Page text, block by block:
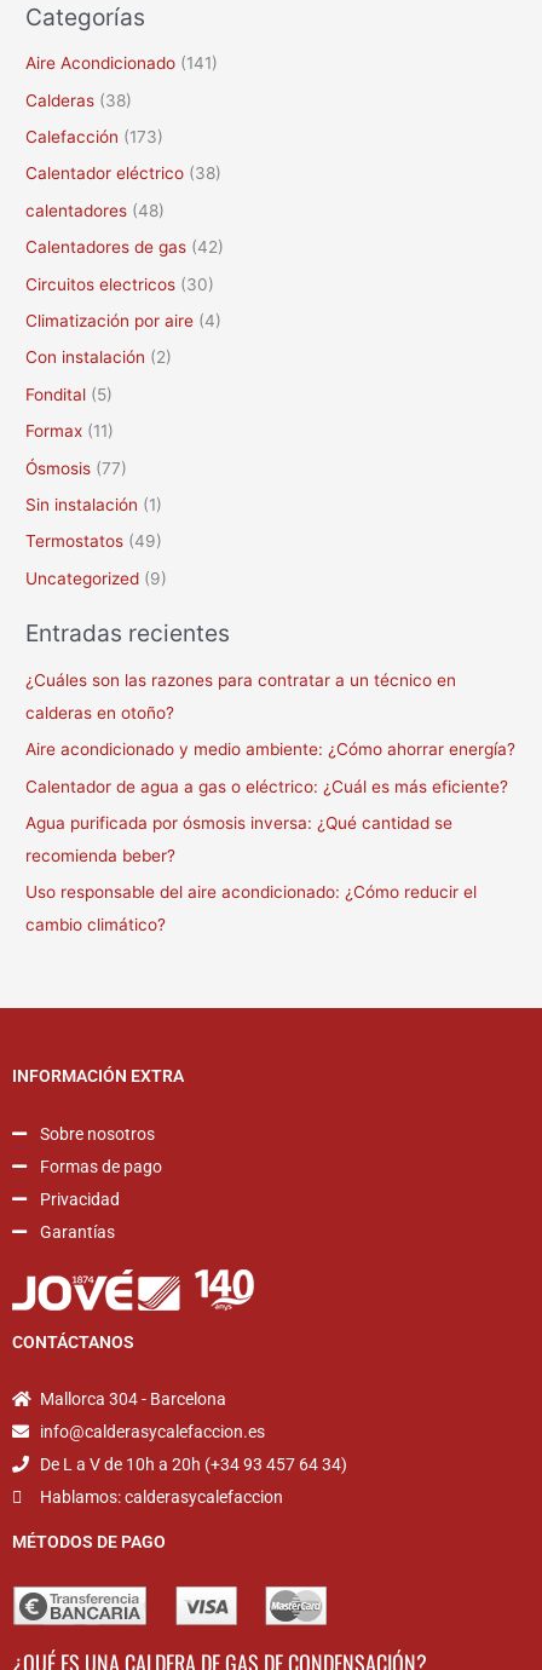
s
o
r
:
Categorías
Aire Acondicionado (141)
Calderas (38)
Calefacción (173)
Calentador eléctrico (38)
calentadores (48)
Calentadores de gas (42)
Circuitos electricos (30)
Climatización por aire (4)
Con instalación (2)
Fondital (5)
Formax (11)
Ósmosis (77)
Sin instalación (1)
Termostatos (49)
Uncategorized (9)
Entradas recientes
¿Cuáles son las razones para contratar a un técnico en
calderas en otoño?
Aire acondicionado y medio ambiente: ¿Cómo ahorrar energía?
Calentador de agua a gas o eléctrico: ¿Cuál es más eficiente?
Agua purificada por ósmosis inversa: ¿Qué cantidad se
recomienda beber?
Uso responsable del aire acondicionado: ¿Cómo reducir el
cambio climático?
INFORMACIÓN EXTRA
Sobre nosotros
Formas de pago
Privacidad
Garantías
CONTÁCTANOS
Mallorca 304 - Barcelona
info@calderasycalefaccion.es
De L a V de 10h a 20h (+34 93 457 64 34)
Hablamos: calderasycalefaccion
MÉTODOS DE PAGO
¿QUÉ ES UNA CALDERA DE GAS DE CONDENSACIÓN?